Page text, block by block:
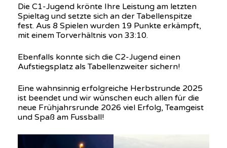
Die C1-Jugend krönte Ihre Leistung am letzten
Spieltag und setzte sich an der Tabellenspitze
fest. Aus 8 Spielen wurden 19 Punkte erkämpft,
mit einem Torverhältnis von 33:10.
Ebenfalls konnte sich die C2-Jugend einen
Aufstiegsplatz als Tabellenzweiter sichern!
Eine wahnsinnig erfolgreiche Herbstrunde 2025
ist beendet und wir wünschen euch allen für die
neue Frühjahrsrunde 2026 viel Erfolg, Teamgeist
und Spaß am Fussball!